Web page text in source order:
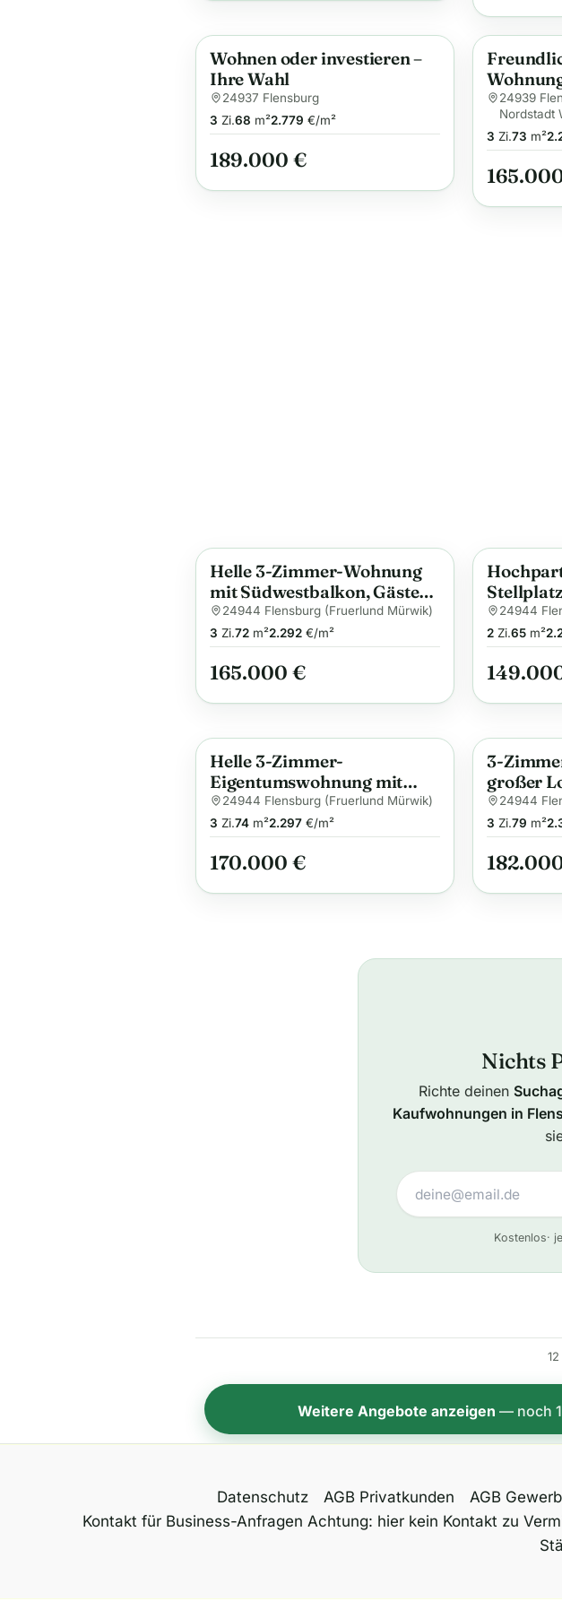
Anzeige
Wohnen oder investieren –
Ihre Wahl
24937 Flensburg
3 Zi.68 m²2.779 €/m²
189.000 €
Anzeige
24939
Nordstadt
3 Zi.73 m²
Anzeige
Helle 3-Zimmer-Wohnung
mit Südwestbalkon, Gäste-
WC und Stellplatz
24944 Flensburg (Fruerlund Mürwik)
3 Zi.72 m²2.292 €/m²
165.000 €
Anzeige
24944
2 Zi.65 m²
Anzeige
Helle 3-Zimmer-
Eigentumswohnung mit
Balkon & Einbauküche | FL-
Mürwik | Strandnähe
Solitüde
24944 Flensburg (Fruerlund Mürwik)
3 Zi.74 m²2.297 €/m²
170.000 €
Anzeige
3-
großer
Mürwik
24944
3 Zi.79 m²
Nichts
Richte deinen
Kaufwohnungen in
Kostenlos·
Weitere Angebote anzeigen — noch 1
Datenschutz AGB Privatkunden AGB
Kontakt für Business-Anfragen Achtung: hier kein Kontakt zu